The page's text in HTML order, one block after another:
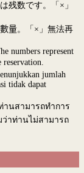
残数です。「×」
量。「×」無法再
numbers represent
jumlah
tidak dapat
านสามารถทำการ
าท่านไม่สามารถ